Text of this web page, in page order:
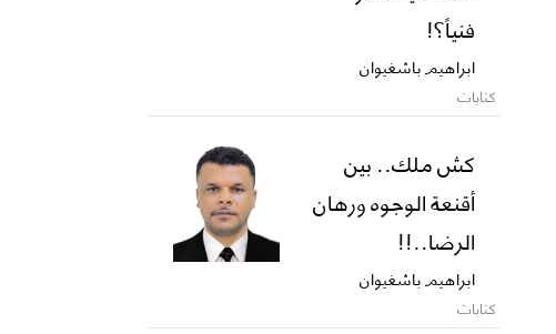
فنياً؟!
ابراهيم باشغيوان
كتابات
كش ملك.. بين
أقنعة الوجوه ورهان
الرضا..!!
ابراهيم باشغيوان
كتابات